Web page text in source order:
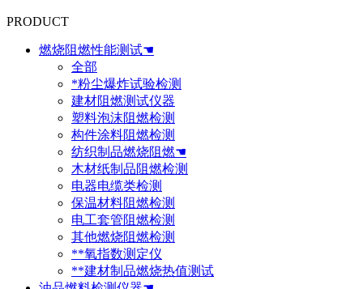
PRODUCT
燃烧阻燃性能测试☚
全部
*粉尘爆炸试验检测
建材阻燃测试仪器
塑料泡沫阻燃检测
构件涂料阻燃检测
纺织制品燃烧阻燃☚
木材纸制品阻燃检测
电器电缆类检测
保温材料阻燃检测
电工套管阻燃检测
其他燃烧阻燃检测
**氧指数测定仪
**建材制品燃烧热值测试